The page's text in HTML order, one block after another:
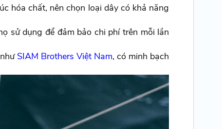
hóa chất, nên chọn loại dây có khả năng
sử dụng để đảm bảo chi phí trên mỗi lần
SIAM Brothers Việt Nam, có minh bạch